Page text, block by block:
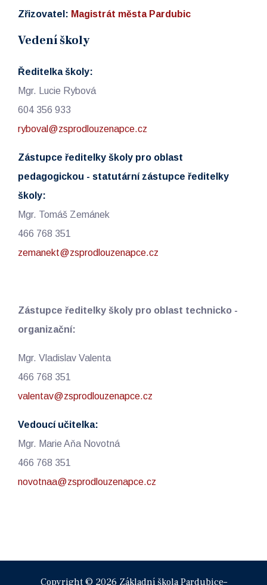
Zřizovatel: Magistrát města Pardubic
Vedení školy
Ředitelka školy:
Mgr. Lucie Rybová
604 356 933
ryboval@zsprodlouzenapce.cz
Zástupce ředitelky školy pro oblast
pedagogickou - statutární zástupce ředitelky
školy:
Mgr. Tomáš Zemánek
466 768 351
zemanekt@zsprodlouzenapce.cz
Zástupce ředitelky školy pro oblast technicko -
organizační:
Mgr. Vladislav Valenta
466 768 351
valentav@zsprodlouzenapce.cz
Vedoucí učitelka:
Mgr. Marie Aňa Novotná
466 768 351
novotnaa@zsprodlouzenapce.cz
Copyright © 2026 Základní škola Pardubice–